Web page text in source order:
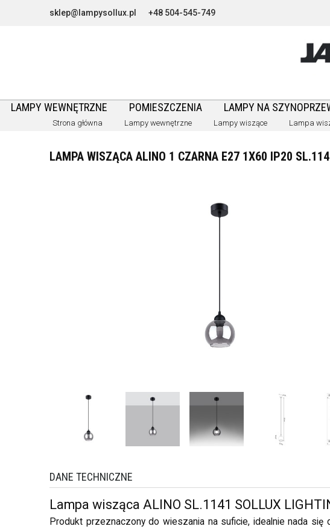
sklep@lampysollux.pl +48 504-545-749
LAMPY WEWNĘTRZNE POMIESZCZENIA LAMPY NA
Strona główna Lampy wewnętrzne Lampy wiszące Lampa
LAMPA WISZĄCA ALINO 1 CZARNA E27 1X60 IP20
DANE TECHNICZNE
Lampa wisząca ALINO SL.1141 SOLLUX
Produkt przeznaczony do wieszania na suficie, idealnie nada się